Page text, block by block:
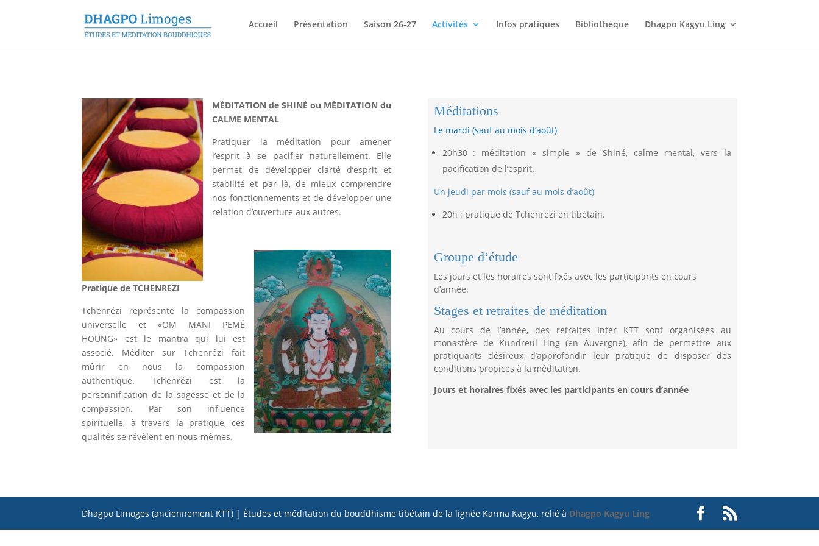
Accueil Présentation Saison 26-27 Activités Infos pratiques Bibliothèque Dhagpo Kagyu Ling
MÉDITATION de SHINÉ ou MÉDITATION du
CALME MENTAL
Pratiquer la méditation pour amener
l’esprit à se pacifier naturellement. Elle
permet de développer clarté d’esprit et
stabilité et par là, de mieux comprendre
nos fonctionnements et de développer une
relation d’ouverture aux autres.
Pratique de TCHENREZI
Tchenrézi représente la compassion
universelle et «OM MANI PEMÉ
HOUNG» est le mantra qui lui est
associé. Méditer sur Tchenrézi fait
mûrir en nous la compassion
authentique. Tchenrézi est la
personnification de la sagesse et de la
compassion. Par son influence
spirituelle, à travers la pratique, ces
qualités se révèlent en nous-mêmes.
Méditations
Le mardi (sauf au mois d’août)
20h30 : méditation « simple » de Shiné, calme mental, vers la
pacification de l’esprit.
Un jeudi par mois (sauf au mois d’août)
20h : pratique de Tchenrezi en tibétain.
Groupe d’étude
Les jours et les horaires sont fixés avec les participants en cours
d’année.
Stages et retraites de méditation
Au cours de l’année, des retraites Inter KTT sont organisées au
monastère de Kundreul Ling (en Auvergne), afin de permettre aux
pratiquants désireux d’approfondir leur pratique de disposer des
conditions propices à la méditation.
Jours et horaires fixés avec les participants en cours d’année
Dhagpo Limoges (anciennement KTT) | Études et méditation du bouddhisme tibétain de la lignée Karma Kagyu, relié à Dhagpo Kagyu Ling